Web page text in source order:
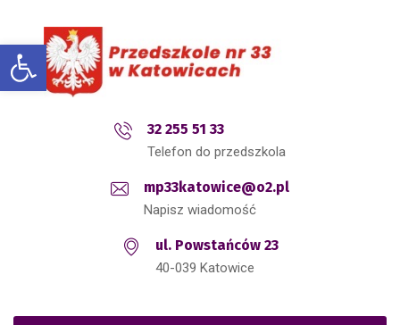
Open toolbar
32 255 51 33
Telefon do przedszkola
mp33katowice@o2.pl
Napisz wiadomość
ul. Powstańców 23
40-039 Katowice